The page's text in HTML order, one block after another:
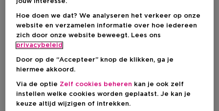
Ideale Voor
Antiverouderingsritueel
Kortingsprijs
€ 101,25
Corrector Voor Alle
Huidtypen
1
-25% -25%
jouw interesse.
Hoe doen we dat? We analyseren het verkeer op onze
website en verzamelen informatie over hoe iedereen
zich door onze website beweegt. Lees ons
privacybeleid
Door op de “Accepteer” knop de klikken, ga je
hiermee akkoord.
Via de optie Zelf cookies beheren kan je ook zelf
instellen welke cookies worden geplaatst. Je kan je
keuze altijd wijzigen of intrekken.